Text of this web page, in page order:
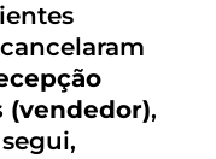
(vendedor),